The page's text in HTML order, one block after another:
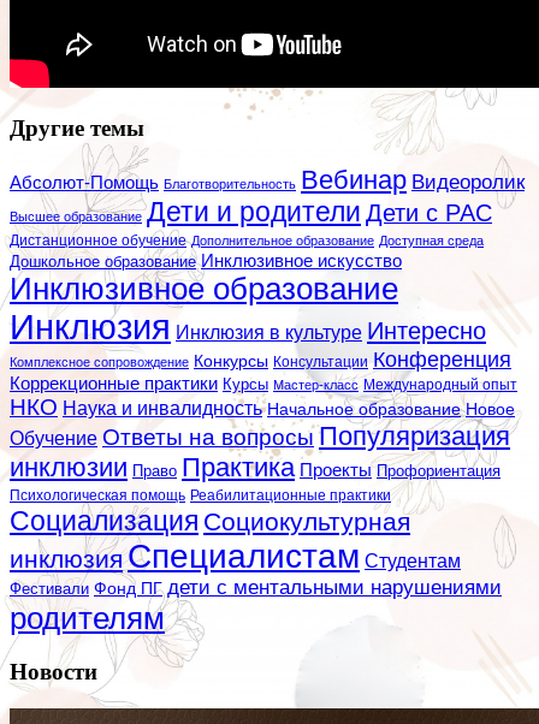
Другие темы
Абсолют-Помощь Благотворительность Вебинар Видеоролик
Высшее образование Дети и родители Дети с РАС
Дистанционное обучение Дополнительное образование Доступная среда
Дошкольное образование Инклюзивное искусство
Инклюзивное образование
Инклюзия Инклюзия в культуре Интересно
Комплексное сопровождение Конкурсы Консультации Конференция
Коррекционные практики Курсы Мастер-класс Международный опыт
НКО Наука и инвалидность Начальное образование Новое
Обучение Ответы на вопросыПопуляризация
инклюзии Право Практика Проекты Профориентация
Психологическая помощь Реабилитационные практики
Социализация Социокультурная
инклюзия Специалистам Студентам
Фестивали Фонд ПГ дети с ментальными нарушениями
родителям
Новости